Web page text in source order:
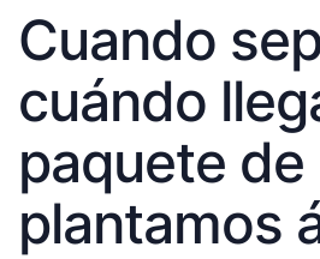
Cuando
cuándo
paquete de
plantamos